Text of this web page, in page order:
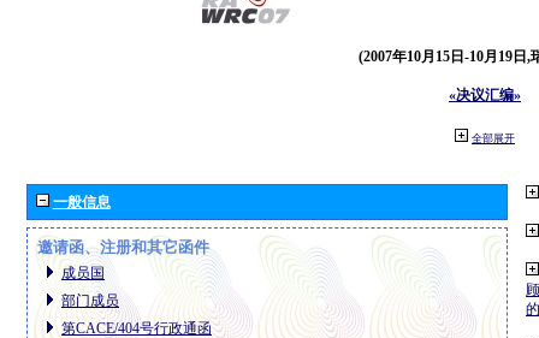
(2007年10月15日-10月19日,
«决议汇编»
全部展开
一般信息
邀请函、注册和其它函件
成员国
部门成员
第CACE/404号行政通函